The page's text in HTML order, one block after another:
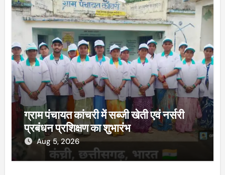
ग्राम पंचायत कांचरी में सब्जी खेती एवं नर्सरी
प्रबंधन प्रशिक्षण का शुभारंभ
Aug 5, 2026